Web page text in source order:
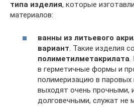
типа изделия, которые
материалов:
ванны из литьевого
вариант. Такие изделия
полиметилметакрилата.
в герметичные формы и
полимеризацию в паровых
выходят очень прочными,
долговечными, служат не